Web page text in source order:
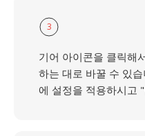
3
기어 아이콘을 클릭해
하는 대로 바꿀 수 있
에 설정을 적용하시고